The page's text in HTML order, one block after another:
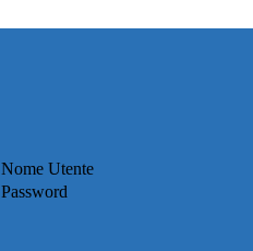
Nome Utente
Password